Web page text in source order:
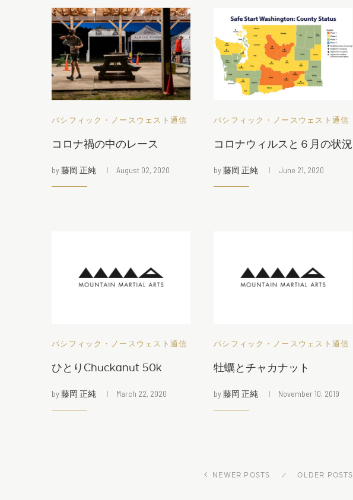
パシフィック・ノースウェスト通信
コロナ禍の中のレース
by藤岡 正純 August 02, 2020
パシフィック・ノースウェスト通信
コロナウィルスと６月の状況
by藤岡 正純 June 21, 2020
パシフィック・ノースウェスト通信
ひとりChuckanut 50k
by藤岡 正純 March 22, 2020
パシフィック・ノースウェスト通信
牡蠣とチャカナット
by藤岡 正純 November 10, 2019
NEWER POSTS OLDER POSTS